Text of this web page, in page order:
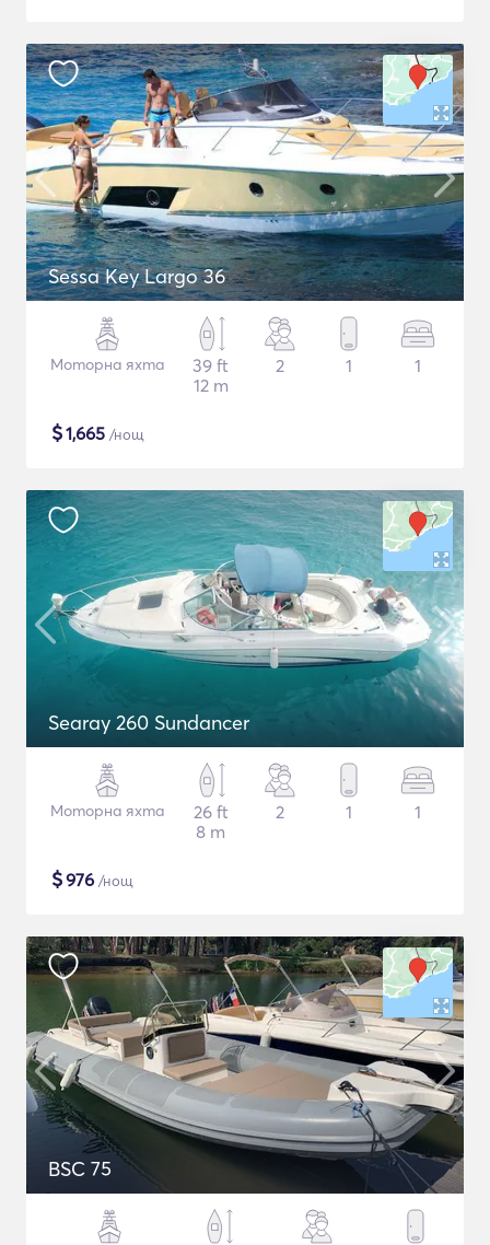
Sessa Key Largo 36
Моторна яхта
39 ft
12 m
2 1 1
$1,665 /нощ
Searay 260 Sundancer
Моторна яхта
26 ft
8 m
2 1 1
$976 /нощ
BSC 75